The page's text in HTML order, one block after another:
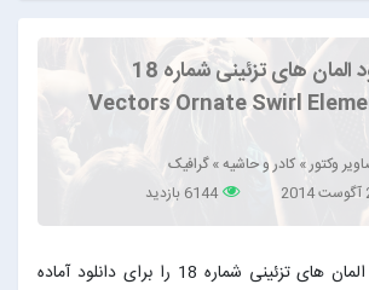
دانلود المان های تزئینی شماره 18
Vectors Ornate Swirl
وکتور»کادر و حاشیه»گرافیک
6144 بازدید
در این پست وکتور المان های تزئینی شماره 18 را برای دانلود آماده